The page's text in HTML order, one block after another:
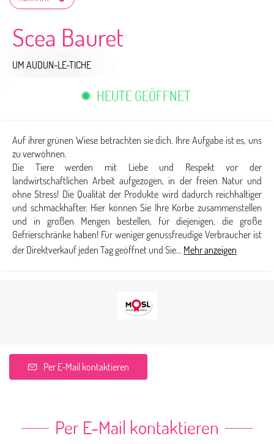
Scea Bauret
UM AUDUN-LE-TICHE
HEUTE GEÖFFNET
Auf ihrer grünen Wiese betrachten sie dich. Ihre Aufgabe ist es, uns
zu verwöhnen.
Die Tiere werden mit Liebe und Respekt vor der
landwirtschaftlichen Arbeit aufgezogen, in der freien Natur und
ohne Stress! Die Qualität der Produkte wird dadurch reichhaltiger
und schmackhafter. Hier können Sie Ihre Körbe zusammenstellen
und in großen Mengen bestellen, für diejenigen, die große
Gefrierschränke haben! Für weniger genussfreudige Verbraucher ist
der Direktverkauf jeden Tag geöffnet und Sie... Mehr anzeigen
Per E-Mail kontaktieren
Per E-Mail kontaktieren